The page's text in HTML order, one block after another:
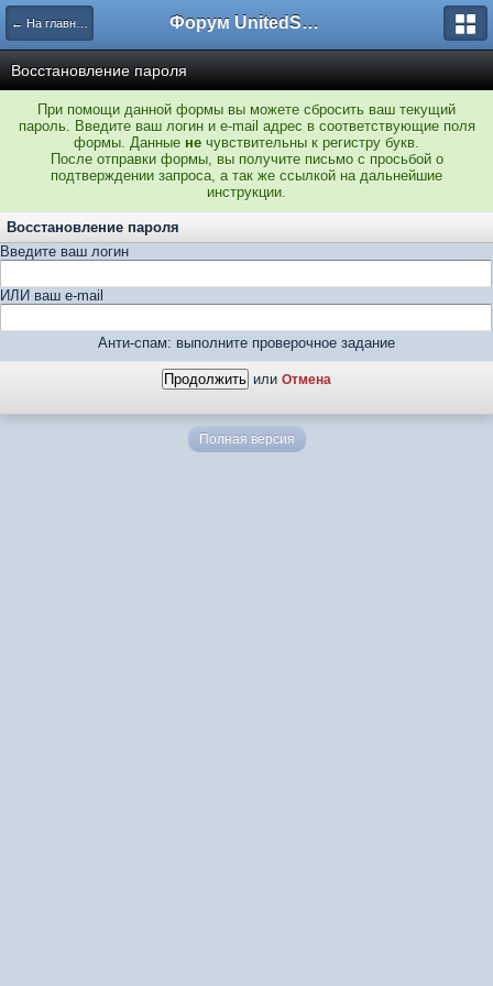
← На главную Форум UnitedSouth
Восстановление пароля
При помощи данной формы вы можете сбросить ваш текущий
пароль. Введите ваш логин и e-mail адрес в соответствующие поля
формы. Данные не чувствительны к регистру букв.
После отправки формы, вы получите письмо с просьбой о
подтверждении запроса, а так же ссылкой на дальнейшие
инструкции.
Восстановление пароля
Введите ваш логин
ИЛИ ваш e-mail
Анти-спам: выполните проверочное задание
или Отмена
Полная версия